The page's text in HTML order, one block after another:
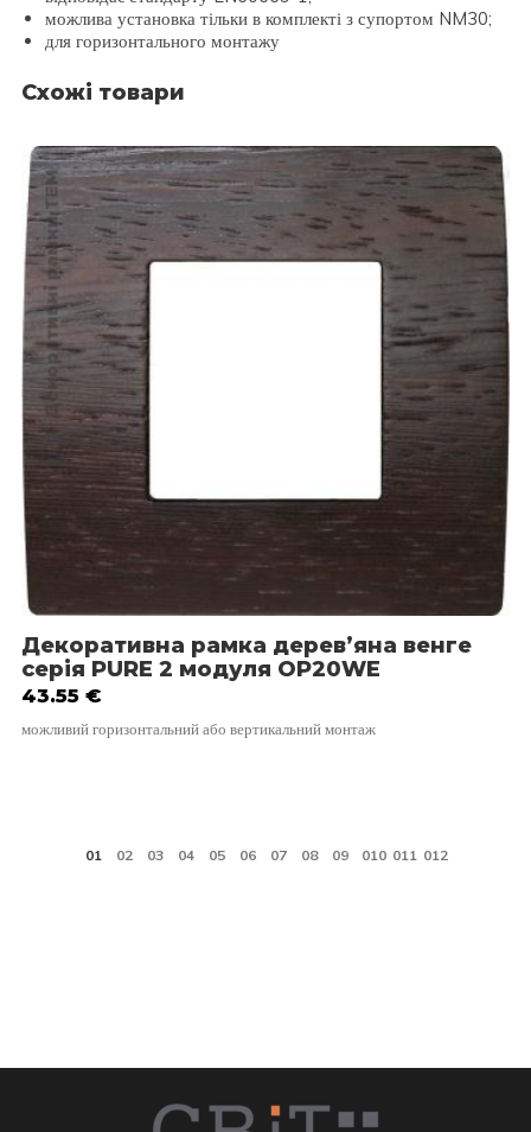
можлива установка тільки в комплекті з супортом NM30;
для горизонтального монтажу
Схожі товари
Декоративні рамки TEM
Декоративна рамка дерев’яна венге
серія PURE 2 модуля OP20WE
43.55 €
можливий горизонтальний або вертикальний монтаж